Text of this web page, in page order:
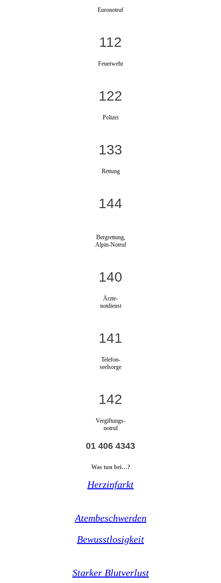
Euronotruf
112
Feuerwehr
122
Polizei
133
Rettung
144
Bergrettung,
Alpin-Notruf
140
Ärzte-
notdienst
141
Telefon-
seelsorge
142
Vergiftungs-
notruf
01 406 4343
Was tun bei…?
Herzinfarkt
Atembeschwerden
Bewusstlosigkeit
Starker Blutverlust